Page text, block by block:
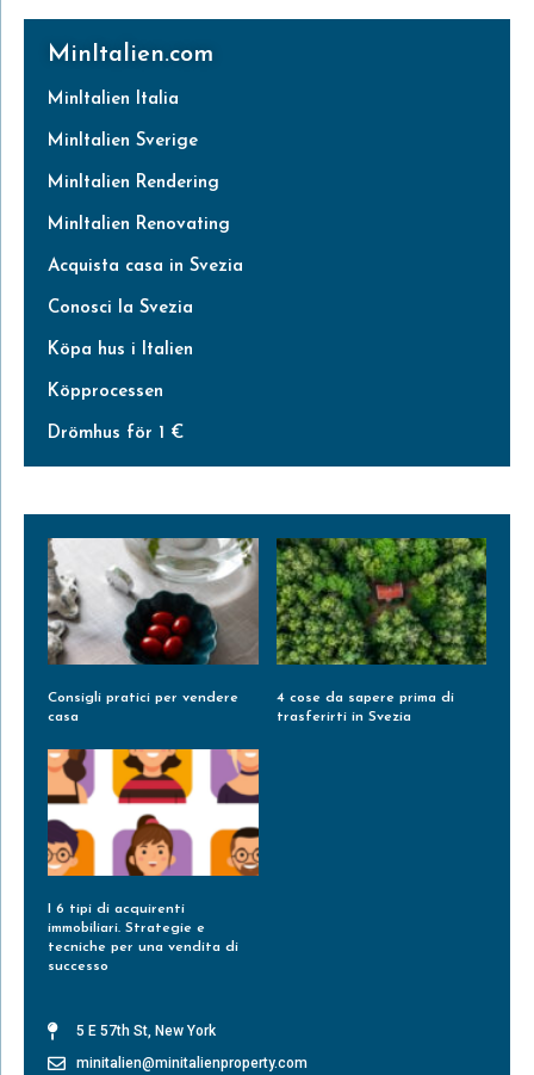
MinItalien.com
MinItalien Italia
MinItalien Sverige
MinItalien Rendering
MinItalien Renovating
Acquista casa in Svezia
Conosci la Svezia
Köpa hus i Italien
Köpprocessen
Drömhus för 1 €
Consigli pratici per vendere
casa
4 cose da sapere prima di
trasferirti in Svezia
I 6 tipi di acquirenti
immobiliari. Strategie e
tecniche per una vendita di
successo
5 E 57th St, New York
minitalien@minitalienproperty.com